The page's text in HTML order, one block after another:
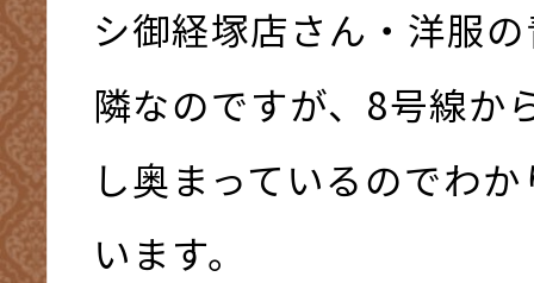
シ御経塚店さん・洋服
隣なのですが、8号線か
し奥まっているのでわ
います。